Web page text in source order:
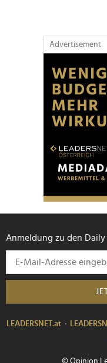
Advertisement
Anmeldung zu den Daily
LEADERSNET.at